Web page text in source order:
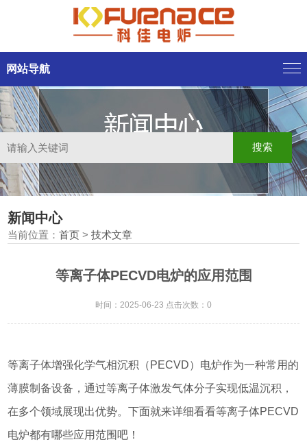
网站导航
新闻中心
当前位置：首页 >技术文章
等离子体PECVD电炉的应用范围
时间：2025-06-23 点击次数：0
等离子体增强化学气相沉积（PECVD）电炉作为一种常用的
薄膜制备设备，通过等离子体激发气体分子实现低温沉积，
在多个领域展现出优势。下面就来详细看看等离子体PECVD
电炉都有哪些应用范围吧！